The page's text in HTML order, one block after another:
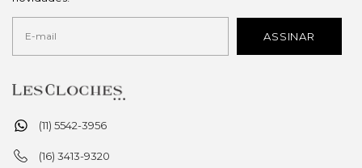
(11) 5542-3956
(16) 3413-9320